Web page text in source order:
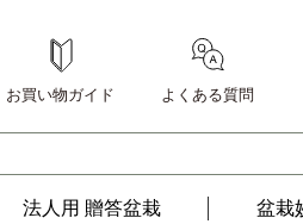
お買い物ガイド よくある質問
法人用 贈答盆栽 盆栽